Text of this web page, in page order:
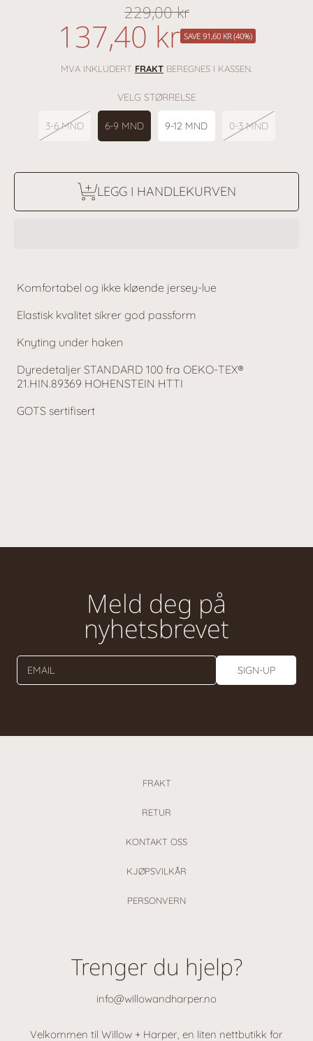
Vanlig
pris
229,00 kr
nedsatt
pris
137,40 kr SAVE 91,60 KR (40%)
MVA INKLUDERT FRAKT BEREGNES I KASSEN.
VELG STØRRELSE
3-6 MND 6-9 MND 9-12 MND 0-3 MND
LEGG I HANDLEKURVEN
Komfortabel og ikke kløende jersey-lue
Elastisk kvalitet sikrer god passform
Knyting under haken
Dyredetaljer STANDARD 100 fra OEKO-TEX®
21.HIN.89369 HOHENSTEIN HTTI
GOTS sertifisert
Meld deg på
nyhetsbrevet
EMAIL SIGN-UP
FRAKT
RETUR
KONTAKT OSS
KJØPSVILKÅR
PERSONVERN
Trenger du hjelp?
info@willowandharper.no
Velkommen til Willow + Harper, en liten nettbutikk for